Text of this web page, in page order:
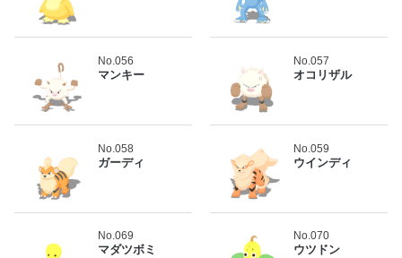
No.056
マンキー
No.057
オコリザル
No.058
ガーディ
No.059
ウインディ
No.069
マダツボミ
No.070
ウツドン